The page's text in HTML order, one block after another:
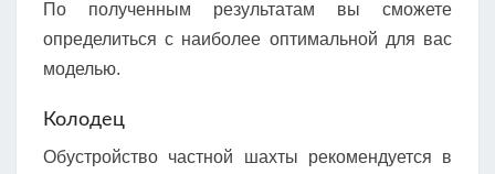
По полученным результатам вы сможете
определиться с наиболее оптимальной для вас
моделью.
Колодец
Обустройство частной шахты рекомендуется в